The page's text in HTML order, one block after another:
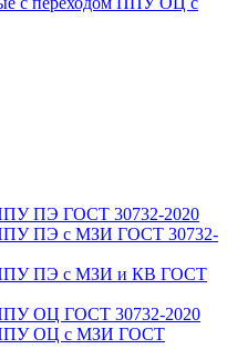
ПЭ ГОСТ 30732-2020
ПЭ с МЗИ ГОСТ 30732-
ППУ ПЭ с МЗИ и КВ ГОСТ
ОЦ ГОСТ 30732-2020
ППУ ОЦ с МЗИ ГОСТ